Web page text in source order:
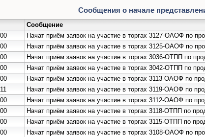
Сообщения о начале
Сообщение
Начат приём заявок на участие в торгах 3127-ОАОФ по
Начат приём заявок на участие в торгах 3125-ОАОФ по
Начат приём заявок на участие в торгах 3036-ОТПП по
Начат приём заявок на участие в торгах 3042-ОТПП по
Начат приём заявок на участие в торгах 3113-ОАОФ по
Начат приём заявок на участие в торгах 3119-ОАОФ по
Начат приём заявок на участие в торгах 3112-ОАОФ по
Начат приём заявок на участие в торгах 3118-ОТПП по
Начат приём заявок на участие в торгах 3115-ОТПП по
Начат приём заявок на участие в торгах 3108-ОАОФ по